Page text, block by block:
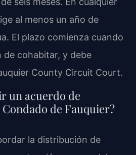
al menos un año de
El plazo comienza cuando
de cohabitar, y debe
County Circuit Court.
un acuerdo de
de Fauquier?
la distribución de